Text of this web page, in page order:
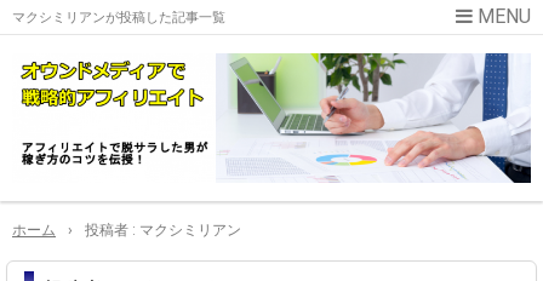
マクシミリアンが投稿した記事一覧
ホーム › 投稿者 : マクシミリアン